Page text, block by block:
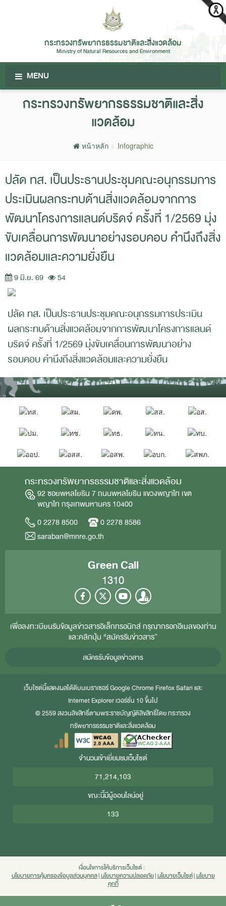
กระทรวงทรัพยากรธรรมชาติและสิ่งแวดล้อม
Ministry of Natural Resources and Environment
MENU
กระทรวงทรัพยากรธรรมชาติและสิ่ง
แวดล้อม
หน้าหลัก Infographic
ปลัด ทส. เป็นประธานประชุมคณะอนุกรรมการ
ประเมินผลกระทบด้านสิ่งแวดล้อมจากการ
พัฒนาโครงการแลนด์บริดจ์ ครั้งที่ 1/2569 มุ่ง
ขับเคลื่อนการพัฒนาอย่างรอบคอบ คำนึงถึงสิ่ง
แวดล้อมและความยั่งยืน
9 มิ.ย. 69 54
ปลัด ทส. เป็นประธานประชุมคณะอนุกรรมการประเมิน
ผลกระทบด้านสิ่งแวดล้อมจากการพัฒนาโครงการแลนด์
บริดจ์ ครั้งที่ 1/2569 มุ่งขับเคลื่อนการพัฒนาอย่าง
รอบคอบ คำนึงถึงสิ่งแวดล้อมและความยั่งยืน
กระทรวงทรัพยากรธรรมชาติและสิ่งแวดล้อม
92 ซอยพหลโยธิน 7 ถนนพหลโยธิน แขวงพญาไท เขต
พญาไท กรุงเทพมหานคร 10400
0 2278 8500
0 2278 8586
saraban@mnre.go.th
Green Call
1310
เพื่อลงทะเบียนรับข้อมูลข่าวสารอิเล็กทรอนิกส์ กรุณากรอกอีเมลของท่าน
และคลิกปุ่ม “สมัครรับข่าวสาร”
สมัครรับข้อมูลข่าวสาร
เว็บไซต์นี้แสดงผลได้ดีบนเบราเซอร์Google Chrome FirefoxSafari และ
Internet Explorer เวอร์ชั่น 10 ขึ้นไป
© 2559 สงวนลิขสิทธิ์ตามพระราชบัญญัติลิขสิทธิ์โดย กระทรวง
ทรัพยากรธรรมชาติและสิ่งแวดล้อม
จำนวนเข้าเยี่ยมชมเว็บไซต์
71,214,103
ขณะนี้มีผู้ออนไลน์อยู่
133
เงื่อนไขการให้บริการเว็บไซต์ :
นโยบายการคุ้มครองข้อมูลส่วนบุคคล|นโยบายความปลอดภัย|นโยบายเว็บไซต์|นโยบาย
คุกกี้